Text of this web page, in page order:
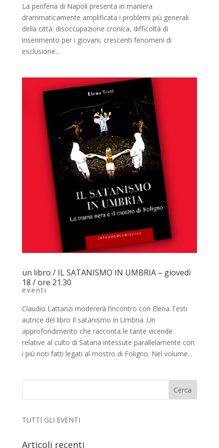
La periferia di Napoli presenta in maniera
drammaticamente amplificata i problemi più generali
della città: disoccupazione cronica, difficoltà di
inserimento per i giovani, crescenti fenomeni di
esclusione...
un libro / IL SATANISMO IN UMBRIA – giovedì
18 / ore 21.30
eventi
Claudio Lattanzi modererà l’incontro con Elena Testi
autrice del libro Il satanismo in Umbria. Un
approfondimento che racconta le tante vicende
relative al culto di Satana intessute parallelamente con
i più noti fatti legati al mostro di Foligno. Nel volume...
TUTTI GLI EVENTI
Articoli recenti